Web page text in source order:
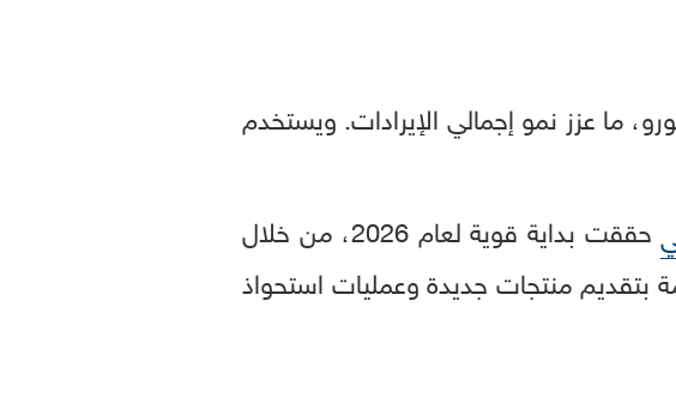
بنسبة 31 بالمئة لتصل إلى 4.2 مليار يورو، ما عزز نمو إجمالي الإيرادات. ويستخدم
حققت بداية قوية لعام 2026، من خلال
الأسهم بنسبة تتجاوز 10 بالمئة، مدعومة بتقديم منتجات جديدة وعمليات استحواذ